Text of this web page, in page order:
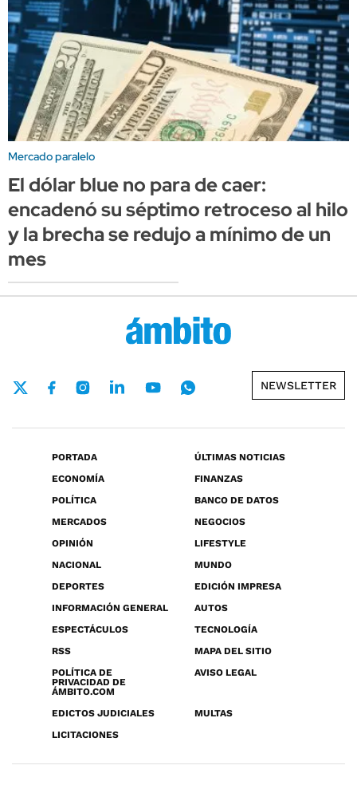
Mercado paralelo
El dólar blue no para de caer:
encadenó su séptimo retroceso al hilo
y la brecha se redujo a mínimo de un
mes
NEWSLETTER
PORTADA
ÚLTIMAS NOTICIAS
ECONOMÍA
FINANZAS
POLÍTICA
BANCO DE DATOS
MERCADOS
NEGOCIOS
OPINIÓN
LIFESTYLE
NACIONAL
MUNDO
DEPORTES
EDICIÓN IMPRESA
INFORMACIÓN GENERAL
AUTOS
ESPECTÁCULOS
TECNOLOGÍA
RSS
MAPA DEL SITIO
POLÍTICA DE
PRIVACIDAD DE
ÁMBITO.COM
AVISO LEGAL
EDICTOS JUDICIALES
MULTAS
LICITACIONES